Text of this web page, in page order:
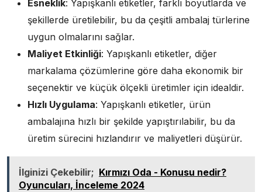
Esneklik: Yapışkanlı etiketler, farklı boyutlarda ve
şekillerde üretilebilir, bu da çeşitli ambalaj türlerine
uygun olmalarını sağlar.
Maliyet Etkinliği: Yapışkanlı etiketler, diğer
markalama çözümlerine göre daha ekonomik bir
seçenektir ve küçük ölçekli üretimler için idealdir.
Hızlı Uygulama: Yapışkanlı etiketler, ürün
ambalajına hızlı bir şekilde yapıştırılabilir, bu da
üretim sürecini hızlandırır ve maliyetleri düşürür.
İlginizi Çekebilir; Kırmızı Oda - Konusu nedir?
Oyuncuları, İnceleme 2024